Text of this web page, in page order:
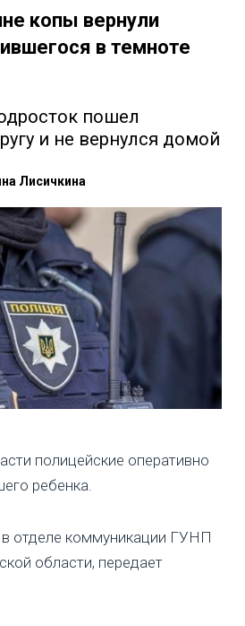
копы вернули
в темноте
пошел
и не вернулся домой
Лисичкина
полицейские оперативно
ребенка.
отделе коммуникации ГУНП
области, передает